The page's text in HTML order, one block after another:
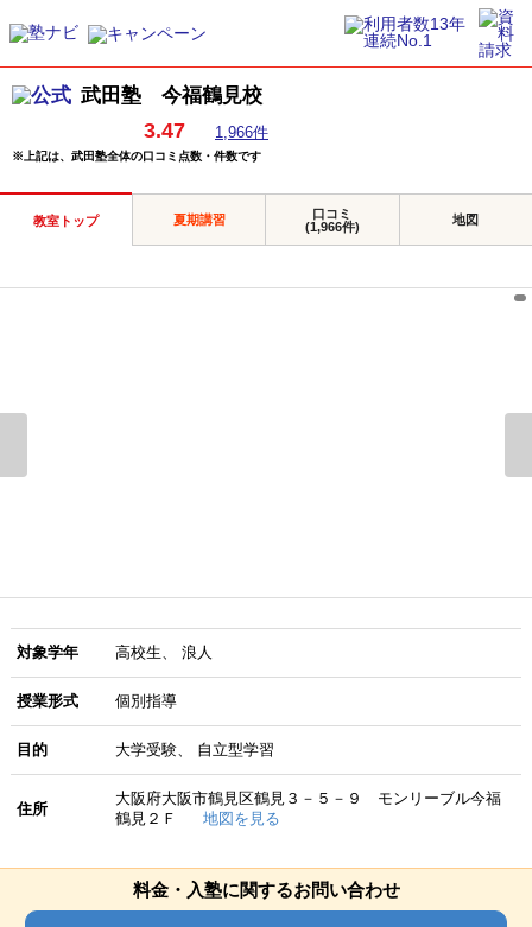
武田塾 今福鶴見校
3.47 1,966件
※上記は、武田塾全体の口コミ点数・件数です
教室トップ 夏期講習
口コミ
(1,966件)
地図
対象学年 高校生 浪人
授業形式 個別指導
目的 大学受験 自立型学習
住所
大阪府大阪市鶴見区鶴見３－５－９ モンリーブル今福
鶴見２Ｆ
地図を見る
料金・入塾に関するお問い合わせ